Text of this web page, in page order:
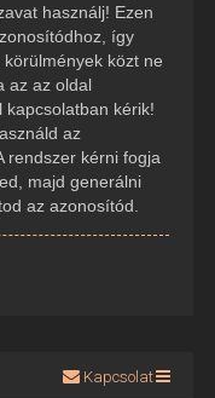
használj! Ezen
így
közt ne
az az oldal
kapcsolatban kérik!
az
rendszer kérni fogja
majd generálni
az azonosítód.
Kapcsolat